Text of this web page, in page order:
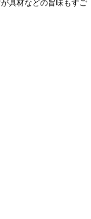
具材などの旨味もすご